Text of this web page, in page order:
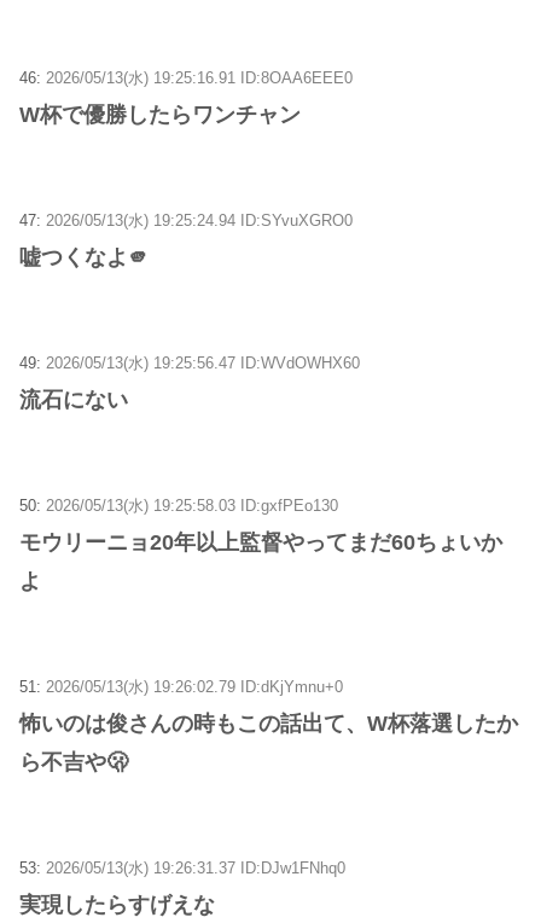
46: 2026/05/13(水) 19:25:16.91 ID:8OAA6EEE0
W杯で優勝したらワンチャン
47: 2026/05/13(水) 19:25:24.94 ID:SYvuXGRO0
嘘つくなよ🫵
49: 2026/05/13(水) 19:25:56.47 ID:WVdOWHX60
流石にない
50: 2026/05/13(水) 19:25:58.03 ID:gxfPEo130
モウリーニョ20年以上監督やってまだ60ちょいか
よ
51: 2026/05/13(水) 19:26:02.79 ID:dKjYmnu+0
怖いのは俊さんの時もこの話出て、W杯落選したか
ら不吉や🫢
53: 2026/05/13(水) 19:26:31.37 ID:DJw1FNhq0
実現したらすげえな